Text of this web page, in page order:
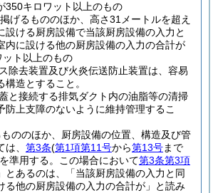
350キロワット以上のもの
げるもののほか、高さ31メートルを超え
設ける厨房設備で当該厨房設備の入力と
内に設ける他の厨房設備の入力の合計が
ト以上のもの
除去装置及び火炎伝送防止装置は、容易
構造とすること。
と接続する排気ダクト内の油脂等の清掃
防上支障のないように維持管理するこ
ののほか、厨房設備の位置、構造及び管
、 第3条(第1項第11号から第13号まで
準用する。 この場合において第3条第3項
とあるのは、「当該厨房設備の入力と同
る他の厨房設備の入力の合計が」と読み